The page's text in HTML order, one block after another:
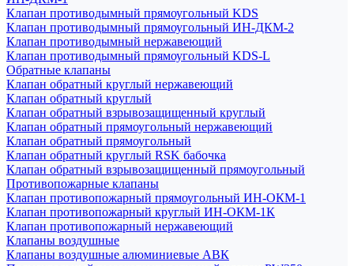
Клапан противодымный прямоугольный KDS
Клапан противодымный прямоугольный ИН-ДКМ-2
Клапан противодымный нержавеющий
Клапан противодымный прямоугольный KDS-L
Обратные клапаны
Клапан обратный круглый нержавеющий
Клапан обратный круглый
Клапан обратный взрывозащищенный круглый
Клапан обратный прямоугольный нержавеющий
Клапан обратный прямоугольный
Клапан обратный круглый RSK бабочка
Клапан обратный взрывозащищенный прямоугольный
Противопожарные клапаны
Клапан противопожарный прямоугольный ИН-ОКМ-1
Клапан противопожарный круглый ИН-ОКМ-1К
Клапан противопожарный нержавеющий
Клапаны воздушные
Клапаны воздушные алюминиевые АВК